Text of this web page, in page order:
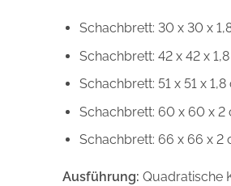
Schachbrett: 30 x 30 x
Schachbrett: 42 x 42 x
Schachbrett: 51 x 51 x
Schachbrett: 60 x 60 x 2
Schachbrett: 66 x 66 x 2
Ausführung: Quadratische